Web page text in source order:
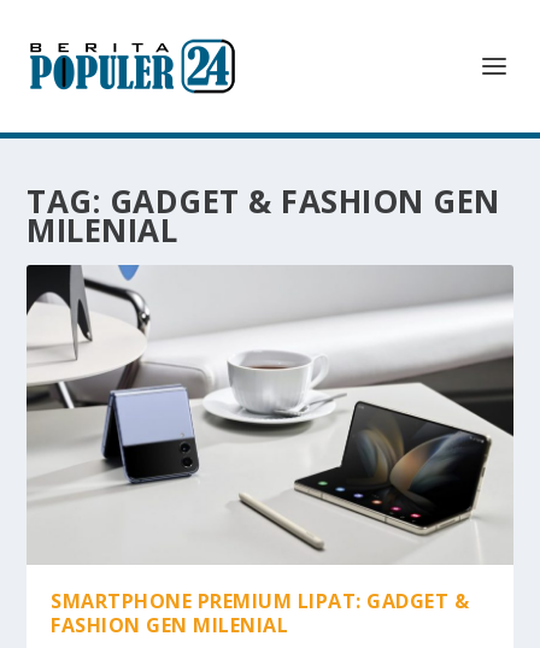
TAG: GADGET & FASHION GEN
MILENIAL
SMARTPHONE PREMIUM LIPAT: GADGET &
FASHION GEN MILENIAL